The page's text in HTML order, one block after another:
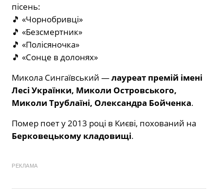
пісень:
🎵 «Чорнобривці»
🎵 «Безсмертник»
🎵 «Полісяночка»
🎵 «Сонце в долонях»
Микола Сингаївський —лауреат премій імені
Лесі Українки, Миколи Островського,
Миколи Трублаїні, Олександра Бойченка.
Помер поет у 2013 році в Києві, похований на
Берковецькому кладовищі.
РЕКЛАМА